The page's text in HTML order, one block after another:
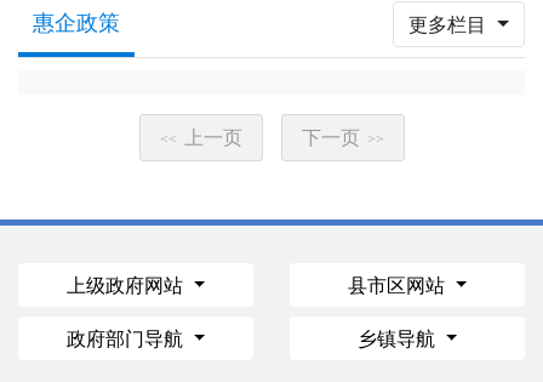
惠企政策 更多栏目
<< 上一页 下一页 >>
上级政府网站 县市区网站
政府部门导航 乡镇导航